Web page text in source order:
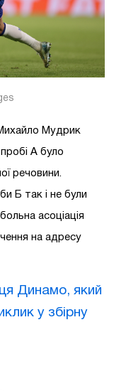
Мудрик
А було
речовини.
Б так і не були
асоціація
на адресу
Динамо, який
у збірну